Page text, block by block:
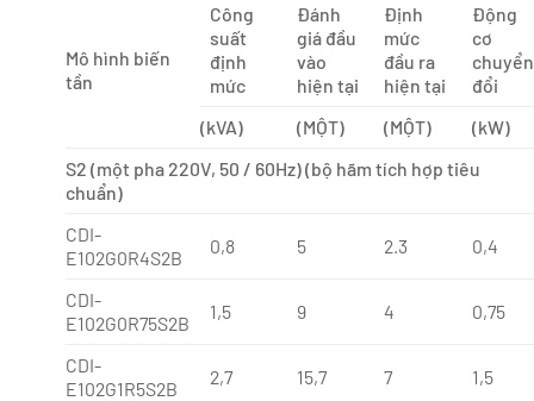
Mô hình biến
tần
Công
suất
định
mức
Đánh
giá đầu
vào
hiện tại
Định
mức
đầu ra
hiện tại
Động
cơ
chuyển
đổi
(kVA)
(MỘT) (MỘT)
(kW)
S2 (một pha 220V, 50 / 60Hz) (bộ hãm tích hợp tiêu
chuẩn)
CDI-
E102G0R4S2B
0,8 5 2.3 0,4
CDI-
E102G0R75S2B
1,5 9 4 0,75
CDI-
E102G1R5S2B
2,7 15,7 7 1,5